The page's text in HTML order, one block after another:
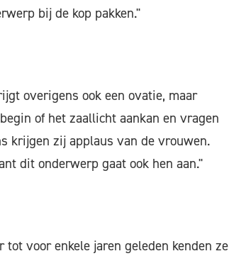
bij de kop pakken."
overigens ook een ovatie, maar
of het zaallicht aankan en vragen
krijgen zij applaus van de vrouwen.
dit onderwerp gaat ook hen aan."
voor enkele jaren geleden kenden ze